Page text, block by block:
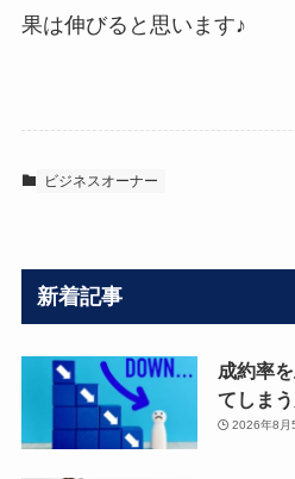
果は伸びると思います♪
ビジネスオーナー
新着記事
成約率
てしま
2026年8月